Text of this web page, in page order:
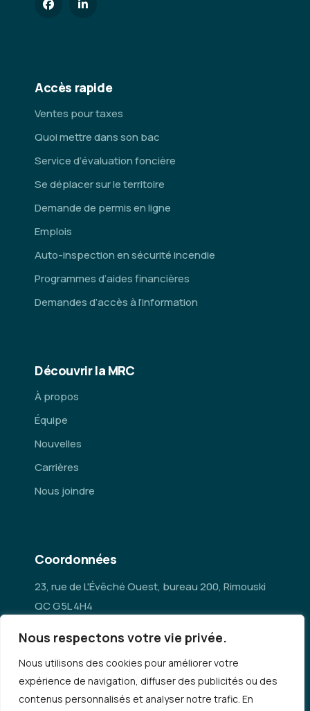
Nous respectons votre vie privée.
Nous utilisons des cookies pour améliorer votre
expérience de navigation, diffuser des publicités ou des
contenus personnalisés et analyser notre trafic. En
Accès rapide
Ventes pour taxes
Quoi mettre dans son bac
Service d’évaluation foncière
Se déplacer sur le territoire
Demande de permis en ligne
Emplois
Auto-inspection en sécurité incendie
Programmes d’aides financières
Demandes d’accès à l’information
Découvrir la MRC
À propos
Équipe
Nouvelles
Carrières
Nous joindre
Coordonnées
23, rue de L'Évêché Ouest, bureau 200, Rimouski
QC G5L 4H4
administration@mrc-rn.ca
418 724-5154